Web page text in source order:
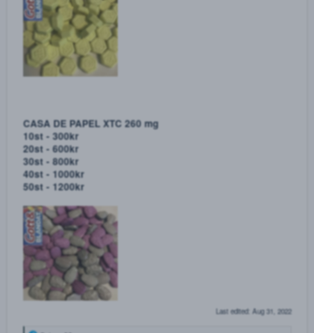
ANONYMOUS 250 UG!
Anonymous 250 ug. Fina lappar till sjuka priser
10st - 500kr
15st - 750kr
Philipp Plein xtc 280 mg
Piller av mycket hög kvalité till ett rimligt pris.